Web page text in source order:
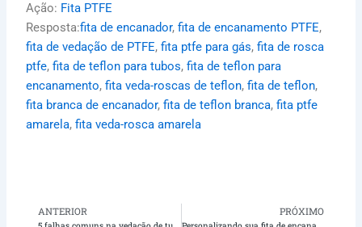
Ação: Fita PTFE
Resposta:fita de encanador, fita de encanamento PTFE
fita de vedação de PTFE, fita ptfe para gás, fita de rosca
ptfe, fita de teflon para tubos, fita de teflon para
encanamento, fita veda-roscas de teflon, fita de teflon
fita branca de encanador, fita de teflon branca, fita ptfe
amarela, fita veda-rosca amarela
ANTERIOR PRÓXIMO